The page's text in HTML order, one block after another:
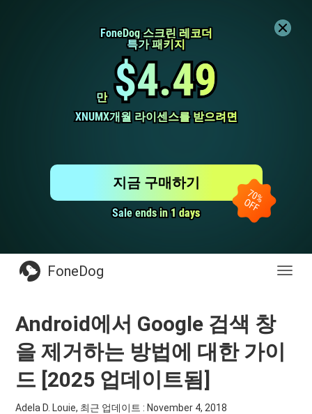
FoneDog 스크린 레코더
FoneDog 스크린 레코더
특가 패키지
특가 패키지
만
만 $4.49
$4.49
XNUMX개월 라이센스를 받으려면
XNUMX개월 라이센스를 받으려면
Sale ends in 1 days
Sale ends in 1 days
지금 구매하기
전
FoneDog
Android에서 Google 검색 창
을 제거하는 방법에 대한 가이
드 [2025 업데이트됨]
Adela D. Louie, 최근 업데이트 : November 4, 2018